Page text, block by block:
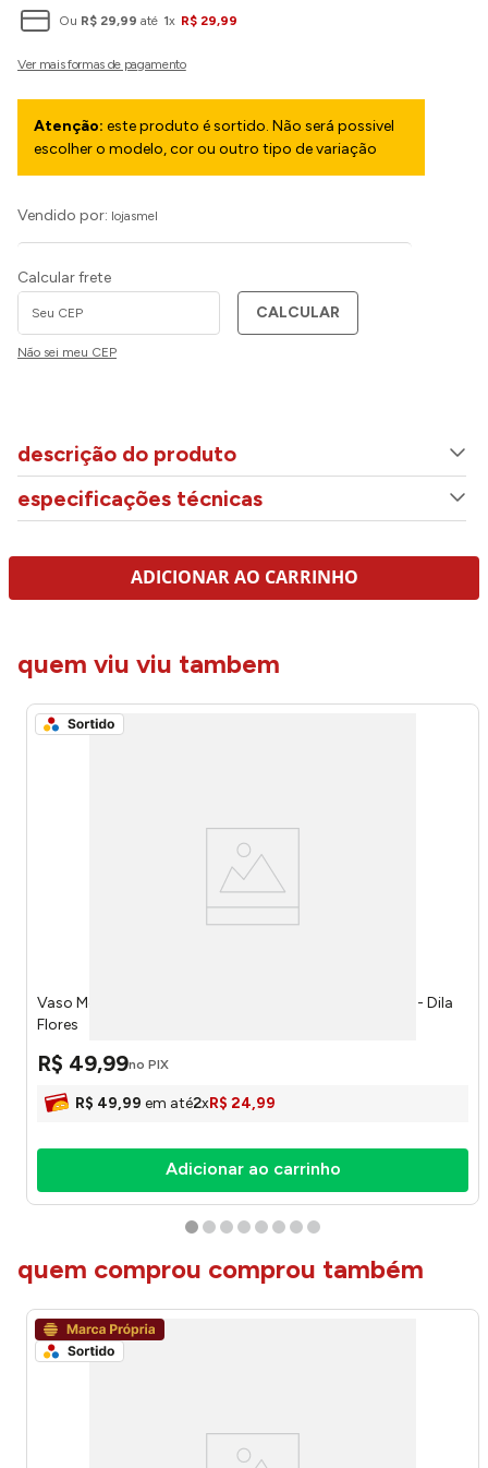
Ou R$ 29,99 até 1x R$ 29,99
Atenção: este produto é sortido. Não será possivel
escolher o modelo, cor ou outro tipo de variação
Vendido por: lojasmel
Calcular frete
CALCULAR
Não sei meu CEP
descrição do produto
especificações técnicas
ADICIONAR AO CARRINHO
quem viu viu tambem
Vaso Mdf com Flor do Campo Artificial Sortida DF225 - Dila
Flores
R$ 49,99no PIX
R$ 49,99 em até2xR$ 24,99
Adicionar ao carrinho
quem comprou comprou também